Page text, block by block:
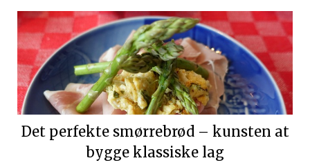
Det perfekte smørrebrød – kunsten at
bygge klassiske lag